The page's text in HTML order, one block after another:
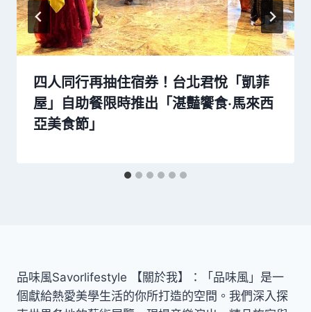
四人同行再抽住宿券！台北君悅「凱菲
屋」自助餐限時推出「湛豔饗食‧馬來西
亞美食節」
品味風Savorlifestyle 【關於我】：「品味風」是一
個獻給熱愛美學生活的你所打造的空間。我們深入探